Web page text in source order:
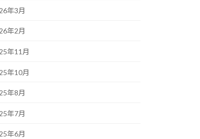
年3月
年2月
年11月
年10月
年8月
年7月
年6月